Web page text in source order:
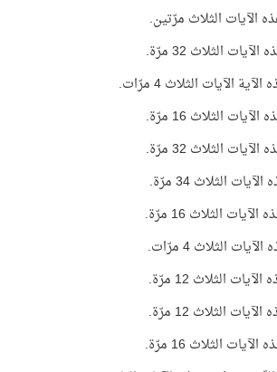
الآيات الثلاث مرّتين.
الثلاث 32 مرّة.
الآيات الثلاث 4 مرّات.
الثلاث 16 مرّة.
الثلاث 32 مرّة.
الثلاث 34 مرّة.
الثلاث 16 مرّة.
الثلاث 4 مرّات.
الثلاث 12 مرّة.
الثلاث 12 مرّة.
الثلاث 16 مرّة.